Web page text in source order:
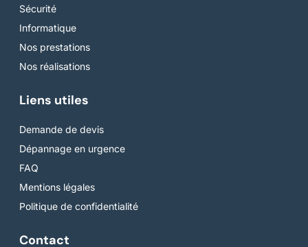
Sécurité
Informatique
Nos prestations
Nos réalisations
Liens utiles
Demande de devis
Dépannage en urgence
FAQ
Mentions légales
Politique de confidentialité
Contact